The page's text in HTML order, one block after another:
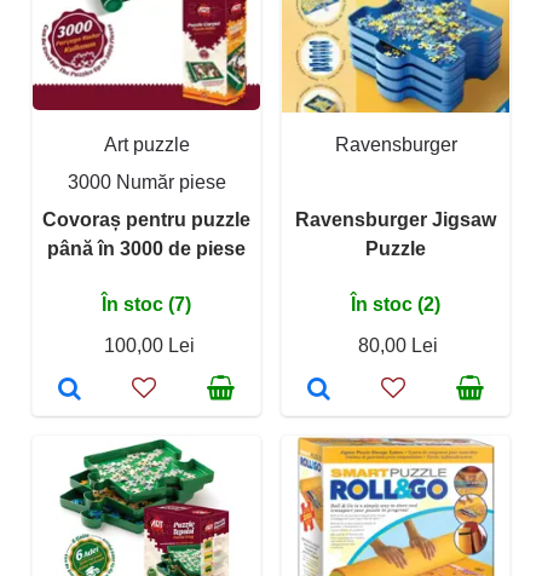
Art puzzle
3000 Număr piese
Covoraș pentru puzzle
până în 3000 de piese
În stoc (7)
100,00 Lei
Ravensburger
Ravensburger Jigsaw
Puzzle
În stoc (2)
80,00 Lei